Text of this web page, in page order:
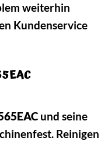
weiterhin
Kundenservice
und seine
Reinigen